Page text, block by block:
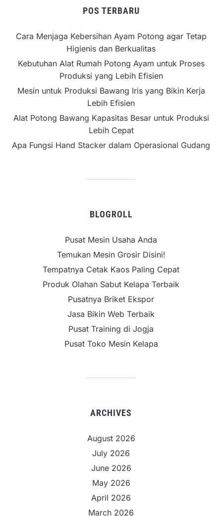
POS TERBARU
Cara Menjaga Kebersihan Ayam Potong agar Tetap
Higienis dan Berkualitas
Kebutuhan Alat Rumah Potong Ayam untuk Proses
Produksi yang Lebih Efisien
Mesin untuk Produksi Bawang Iris yang Bikin Kerja
Lebih Efisien
Alat Potong Bawang Kapasitas Besar untuk Produksi
Lebih Cepat
Apa Fungsi Hand Stacker dalam Operasional Gudang
BLOGROLL
Pusat Mesin Usaha Anda
Temukan Mesin Grosir Disini!
Tempatnya Cetak Kaos Paling Cepat
Produk Olahan Sabut Kelapa Terbaik
Pusatnya Briket Ekspor
Jasa Bikin Web Terbaik
Pusat Training di Jogja
Pusat Toko Mesin Kelapa
ARCHIVES
August 2026
July 2026
June 2026
May 2026
April 2026
March 2026